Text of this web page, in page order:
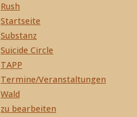
Rush
Startseite
Substanz
Suicide Circle
TAPP
Termine/Veranstaltungen
Wald
zu bearbeiten